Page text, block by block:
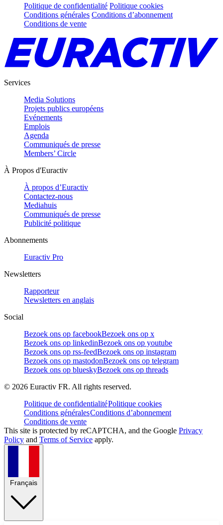
Politique de confidentialité Politique cookies
Conditions générales Conditions d’abonnement
Conditions de vente
Services
Media Solutions
Projets publics européens
Evénements
Emplois
Agenda
Communiqués de presse
Members’ Circle
À Propos d'Euractiv
À propos d’Euractiv
Contactez-nous
Mediahuis
Communiqués de presse
Publicité politique
Abonnements
Euractiv Pro
Newsletters
Rapporteur
Newsletters en anglais
Social
Bezoek ons op facebookBezoek ons op x
Bezoek ons op linkedinBezoek ons op youtube
Bezoek ons op rss-feedBezoek ons op instagram
Bezoek ons op mastodonBezoek ons op telegram
Bezoek ons op blueskyBezoek ons op threads
© 2026 Euractiv FR. All rights reserved.
Politique de confidentialitéPolitique cookies
Conditions généralesConditions d’abonnement
Conditions de vente
This site is protected by reCAPTCHA, and the Google Privacy
Policy and Terms of Service apply.
Français